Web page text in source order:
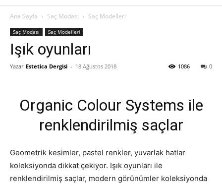
Ana Sayfa Saç Modası Saç Modelleri
Saç Modası Saç Modelleri
Işık oyunları
Yazar Estetica Dergisi - 18 Ağustos 2018 0
1086
Organic Colour Systems ile
renklendirilmiş saçlar
Geometrik kesimler, pastel renkler, yuvarlak hatlar
koleksiyonda dikkat çekiyor. Işık oyunları ile
renklendirilmiş saçlar, modern görünümler koleksiyonda